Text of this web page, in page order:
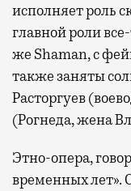
исполняет роль
главной роли
же Shaman, с
также заняты
Расторгуев
(Рогнеда, жена
Этно-опера,
временных лет».